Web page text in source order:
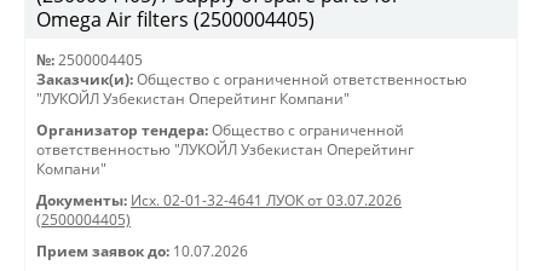
Omega Air filters (2500004405)
№: 2500004405
Заказчик(и): Общество с ограниченной ответственностью
"ЛУКОЙЛ Узбекистан Оперейтинг Компани"
Организатор тендера: Общество с ограниченной
ответственностью "ЛУКОЙЛ Узбекистан Оперейтинг
Компани"
Документы: Исх. 02-01-32-4641 ЛУОК от 03.07.2026
(2500004405)
Прием заявок до: 10.07.2026